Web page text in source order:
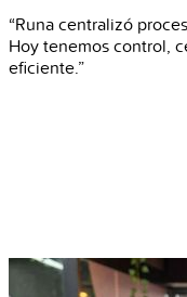
“Runa centralizó
Hoy tenemos control,
eficiente.”